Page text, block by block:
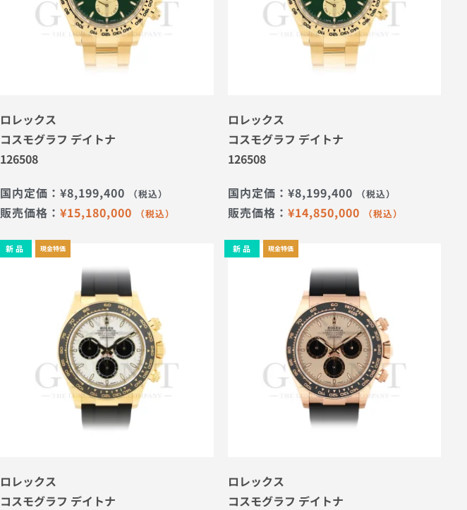
ロレックス
コスモグラフ デイトナ
126508
国内定価： ¥8,199,400 （税込）
販売価格： ¥15,180,000 （税込）
ロレックス
コスモグラフ デイトナ
126508
国内定価： ¥8,199,400 （税込）
販売価格： ¥14,850,000 （税込）
新 品 現金特価
ロレックス
コスモグラフ デイトナ
新 品 現金特価
ロレックス
コスモグラフ デイトナ